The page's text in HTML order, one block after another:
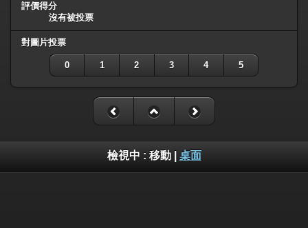
評價得分
沒有被投票
對圖片投票
0 1 2 3 4 5
檢視中 : 移動| 桌面